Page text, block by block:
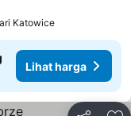
Katowice
Lihat harga